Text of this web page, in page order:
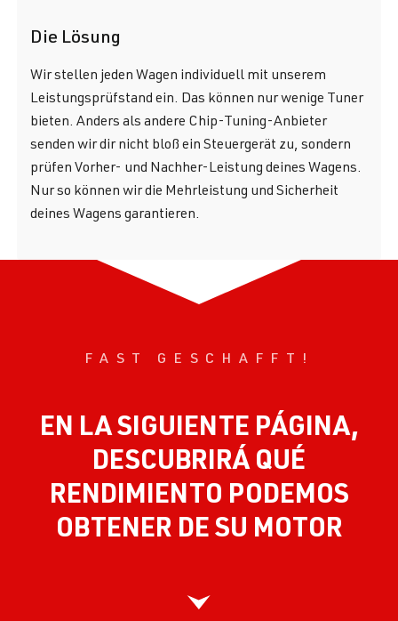
Die Lösung
Wir stellen jeden Wagen individuell mit unserem
Leistungsprüfstand ein. Das können nur wenige Tuner
bieten. Anders als andere Chip-Tuning-Anbieter
senden wir dir nicht bloß ein Steuergerät zu, sondern
prüfen Vorher- und Nachher-Leistung deines Wagens.
Nur so können wir die Mehrleistung und Sicherheit
deines Wagens garantieren.
FAST GESCHAFFT!
EN LA SIGUIENTE PÁGINA,
DESCUBRIRÁ QUÉ
RENDIMIENTO PODEMOS
OBTENER DE SU MOTOR